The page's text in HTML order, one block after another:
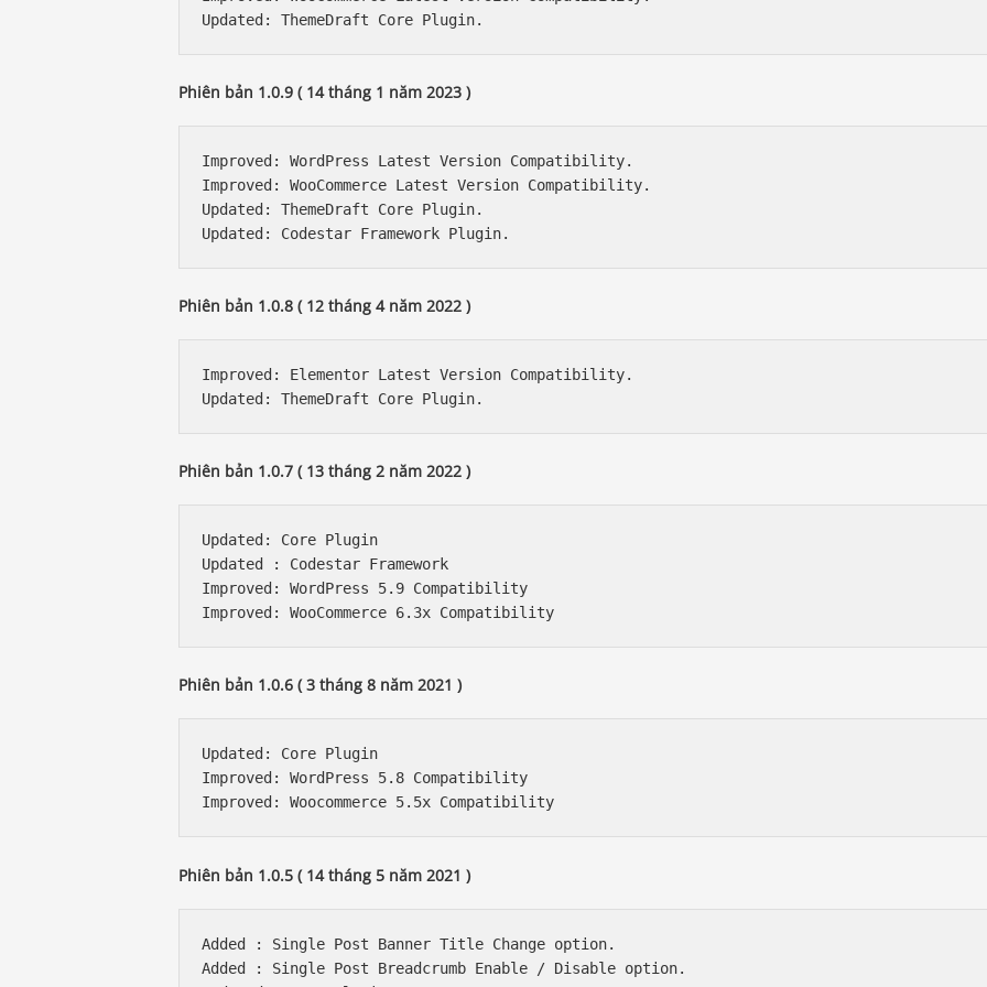
Phiên bản 1.0.9 ( 14 tháng 1 năm 2023 )
Improved: WordPress Latest Version Compatibility.
Improved: WooCommerce Latest Version Compatibility.
Updated: ThemeDraft Core Plugin.
Phiên bản 1.0.8 ( 12 tháng 4 năm 2022 )
Improved: Elementor Latest Version Compatibility.
Phiên bản 1.0.7 ( 13 tháng 2 năm 2022 )
Updated: Core Plugin
Updated : Codestar Framework
Improved: WordPress 5.9 Compatibility
Phiên bản 1.0.6 ( 3 tháng 8 năm 2021 )
Updated: Core Plugin
Improved: WordPress 5.8 Compatibility
Phiên bản 1.0.5 ( 14 tháng 5 năm 2021 )
Added : Single Post Banner Title Change option.
Added : Single Post Breadcrumb Enable / Disable option.